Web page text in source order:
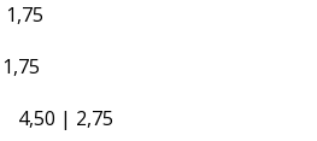
| 2,75